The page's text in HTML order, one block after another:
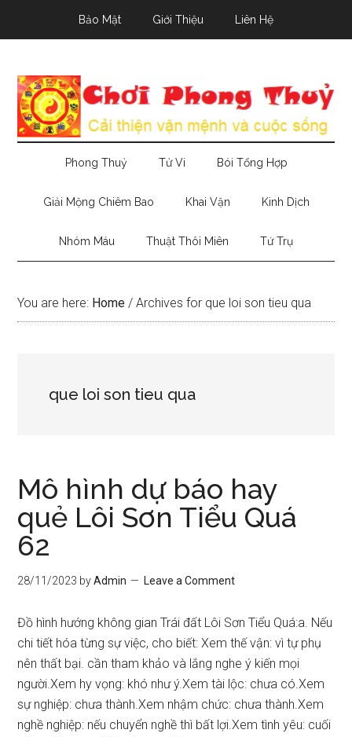
Bảo Mật Giới Thiệu Liên Hệ
Phong Thuỷ Tử Vi Bói Tổng Hợp
Giải Mộng Chiêm Bao Khai Vận Kinh Dịch
Nhóm Máu Thuật Thôi Miên Tứ Trụ
You are here: Home / Archives for que loi son tieu qua
que loi son tieu qua
Mô hình dự báo hay
quẻ Lôi Sơn Tiểu Quá
62
28/11/2023 byAdmin Leave a Comment
Đồ hình hướng không gian Trái đất Lôi Sơn Tiểu Quá:a. Nếu
chi tiết hóa từng sự việc, cho biết: Xem thế vận: vì tự phụ
nên thất bại. cần tham khảo và lắng nghe ý kiến mọi
người.Xem hy vọng: khó như ý.Xem tài lộc: chưa có.Xem
sự nghiệp: chưa thành.Xem nhậm chức: chưa thành.Xem
nghề nghiệp: nếu chuyển nghề thì bất lợi.Xem tình yêu: cuối